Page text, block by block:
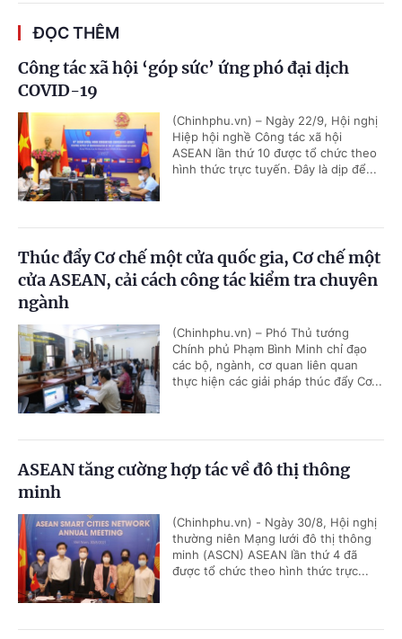
ĐỌC THÊM
Công tác xã hội ‘góp sức’ ứng phó đại dịch
COVID-19
(Chinhphu.vn) – Ngày 22/9, Hội nghị
Hiệp hội nghề Công tác xã hội
ASEAN lần thứ 10 được tổ chức theo
hình thức trực tuyến. Đây là dịp để...
Thúc đẩy Cơ chế một cửa quốc gia, Cơ chế một
cửa ASEAN, cải cách công tác kiểm tra chuyên
ngành
(Chinhphu.vn) – Phó Thủ tướng
Chính phủ Phạm Bình Minh chỉ đạo
các bộ, ngành, cơ quan liên quan
thực hiện các giải pháp thúc đẩy Cơ...
ASEAN tăng cường hợp tác về đô thị thông
minh
(Chinhphu.vn) - Ngày 30/8, Hội nghị
thường niên Mạng lưới đô thị thông
minh (ASCN) ASEAN lần thứ 4 đã
được tổ chức theo hình thức trực...